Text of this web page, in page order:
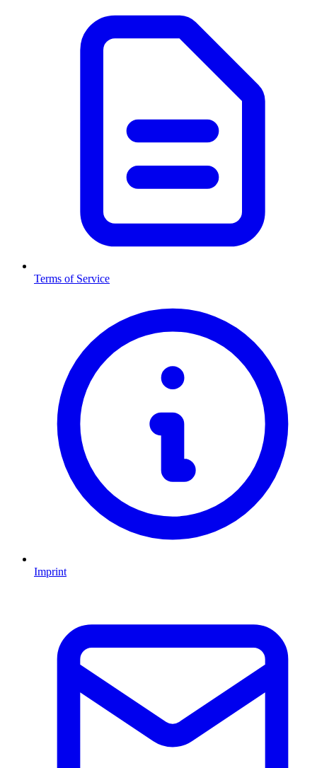
Terms of Service
Imprint